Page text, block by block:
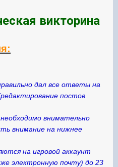
викторина
дал все ответы на
постов
внимательно
внимание на нижнее
на игровой аккаунт
электронную почту) до 23